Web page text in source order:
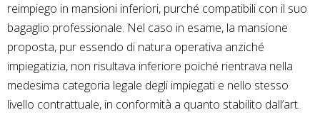
reimpiego in mansioni inferiori, purché compatibili con il suo
bagaglio professionale. Nel caso in esame, la mansione
proposta, pur essendo di natura operativa anziché
impiegatizia, non risultava inferiore poiché rientrava nella
medesima categoria legale degli impiegati e nello stesso
livello contrattuale, in conformità a quanto stabilito dall’art.